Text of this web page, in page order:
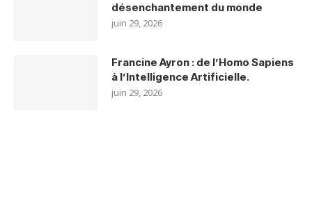
désenchantement du monde
juin 29, 2026
Francine Ayron : de l’Homo Sapiens
à l’Intelligence Artificielle.
juin 29, 2026